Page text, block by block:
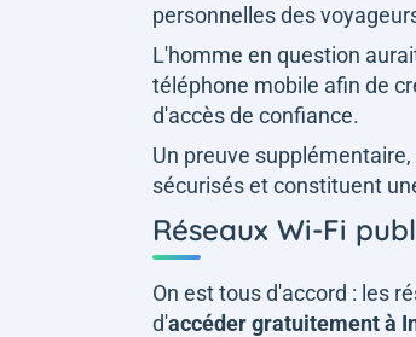
personnelles des
L'homme en question
téléphone mobile afin de
d'accès de confiance.
Un preuve
sécurisés et constituent
Réseaux Wi-Fi
On est tous d'accord : les
d'accéder gratuitement à